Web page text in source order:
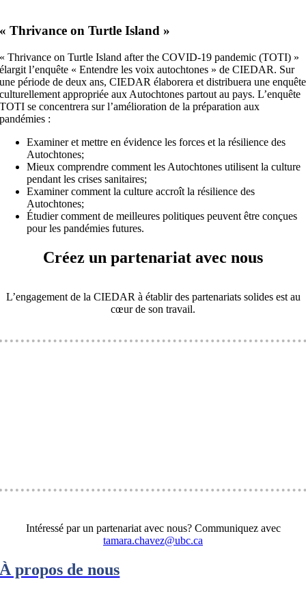
« Thrivance on Turtle Island »
« Thrivance on Turtle Island after the COVID-19 pandemic (TOTI) »
élargit l’enquête « Entendre les voix autochtones » de CIEDAR. Sur
une période de deux ans, CIEDAR élaborera et distribuera une enquête
culturellement appropriée aux Autochtones partout au pays. L’enquête
TOTI se concentrera sur l’amélioration de la préparation aux
pandémies :
Examiner et mettre en évidence les forces et la résilience des
Autochtones;
Mieux comprendre comment les Autochtones utilisent la culture
pendant les crises sanitaires;
Examiner comment la culture accroît la résilience des
Autochtones;
Étudier comment de meilleures politiques peuvent être conçues
pour les pandémies futures.
Créez un partenariat avec nous
L’engagement de la CIEDAR à établir des partenariats solides est au
cœur de son travail.
Intéressé par un partenariat avec nous? Communiquez avec
tamara.chavez@ubc.ca
À propos de nous